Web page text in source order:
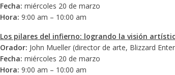
Fecha: miércoles 20 de marzo
Hora: 9:00 am – 10:00 am
Los pilares del infierno: logrando la visión
Orador: John Mueller (director de arte, Blizzard
Fecha: miércoles 20 de marzo
Hora: 9:00 am – 10:00 am